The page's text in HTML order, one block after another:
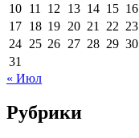
10 11 12 13 14 15 16
17 18 19 20 21 22 23
24 25 26 27 28 29 30
31
« Июл
Рубрики